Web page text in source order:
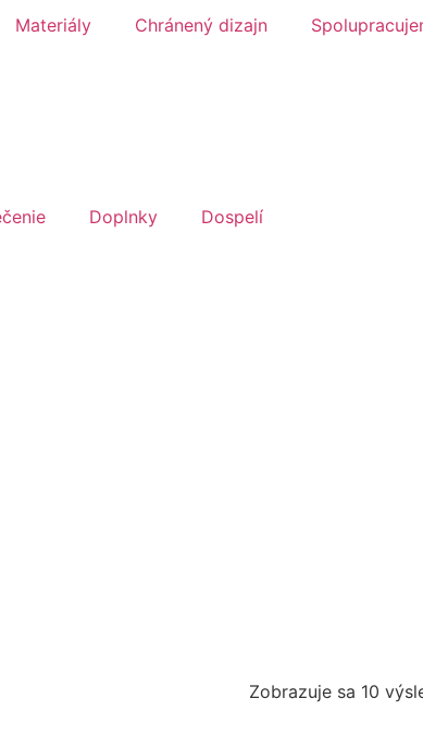
Materiály Chránený dizajn
Doplnky Dospelí
Zobrazuje sa 10